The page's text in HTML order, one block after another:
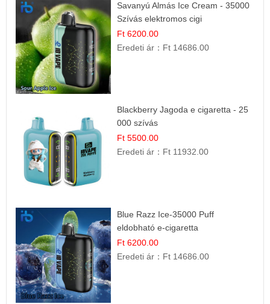
Savanyú Almás Ice Cream - 35000
Szívás elektromos cigi
Ft 6200.00
Eredeti ár： Ft 14686.00
Blackberry Jagoda e cigaretta - 25
000 szívás
Ft 5500.00
Eredeti ár： Ft 11932.00
Blue Razz Ice-35000 Puff
eldobható e-cigaretta
Ft 6200.00
Eredeti ár： Ft 14686.00